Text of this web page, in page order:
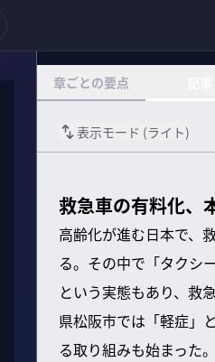
章ごとの要点
表示モード (ライト)
救急車の有料化、
高齢化が進む日本で、
る。その中で「タクシ
という実態もあり、救
県松阪市では「軽症」
る取り組みも始まった